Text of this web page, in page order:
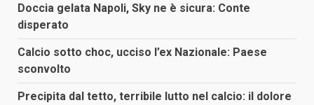
Doccia gelata Napoli, Sky ne è sicura: Conte
disperato
Calcio sotto choc, ucciso l’ex Nazionale: Paese
sconvolto
Precipita dal tetto, terribile lutto nel calcio: il dolore